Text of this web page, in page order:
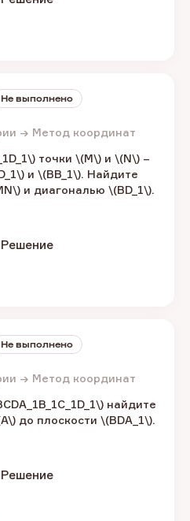
Не выполнено
→ Метод координат
​точки​ \(M\) и \(N\) –
и \(BB_1\). ​Найдите
​и диагональю​ \(BD_1\).​
Решение
Не выполнено
→ Метод координат
​найдите
​до плоскости \(BDA_1\).​
Решение